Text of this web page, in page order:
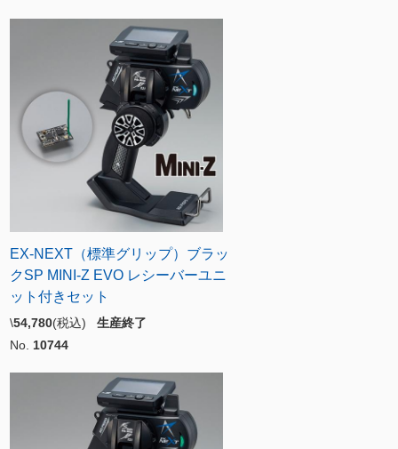
EX-NEXT（標準グリップ）ブラッ
クSP MINI-Z EVO レシーバーユニ
ット付きセット
\54,780(税込) 生産終了
No. 10744